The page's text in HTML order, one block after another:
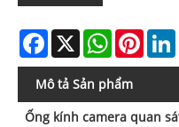
Facebook
X WhatsApp
Mô tả Sản phẩm
Ống kính camera quan